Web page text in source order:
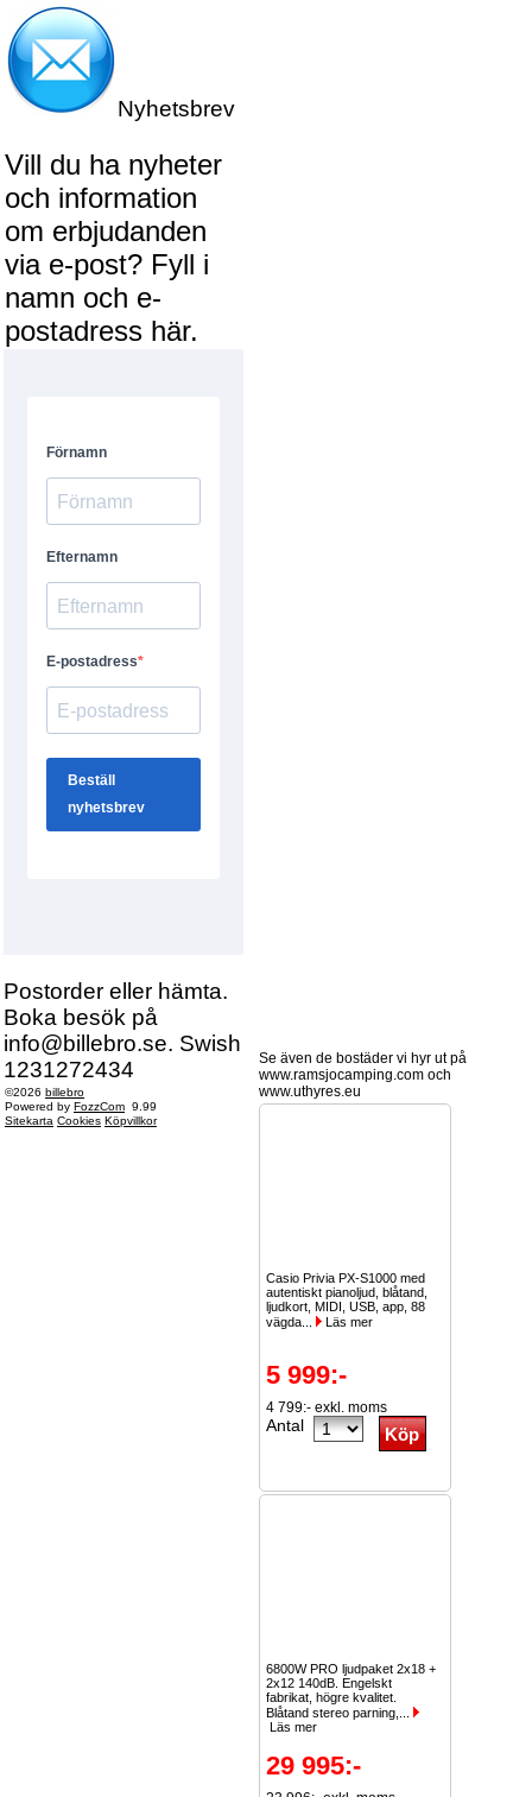
Nyhetsbrev
Vill du ha nyheter
och information
om erbjudanden
via e-post? Fyll i
namn och e-
postadress här.
Postorder eller hämta.
Boka besök på
info@billebro.se. Swish
1231272434
©2026 billebro
Powered by FozzCom 9.99
Sitekarta Cookies Köpvillkor
Se även de bostäder vi hyr ut på
www.ramsjocamping.com och
www.uthyres.eu
Casio Privia PX-S1000 med
autentiskt pianoljud, blåtand,
ljudkort, MIDI, USB, app, 88
vägda...
Läs mer
5 999:-
4 799:- exkl. moms
Antal
6800W PRO ljudpaket 2x18 +
2x12 140dB. Engelskt
fabrikat, högre kvalitet.
Blåtand stereo parning,...
Läs mer
29 995:-